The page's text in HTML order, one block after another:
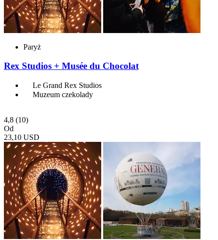
Paryż
Rex Studios + Musée du Chocolat
Le Grand Rex Studios
Muzeum czekolady
4,8 (10)
Od
23,10 USD